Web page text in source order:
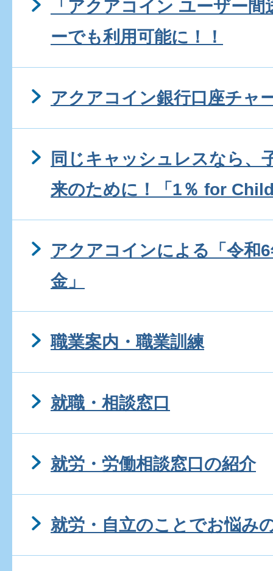
「アクアコイン ユーザー
ーでも利用可能に！！
アクアコイン銀行口座チャ
同じキャッシュレスなら、
来のために！「1％ for
アクアコインによる「令和
金」
職業案内・職業訓練
就職・相談窓口
就労・労働相談窓口の紹介
就労・自立のことでお悩み